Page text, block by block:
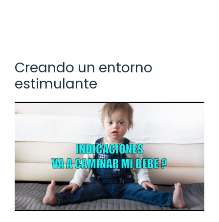
Creando un entorno
estimulante